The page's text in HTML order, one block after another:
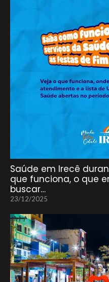
Saúde em Irecê
que funciona, o que
buscar…
23/12/2025